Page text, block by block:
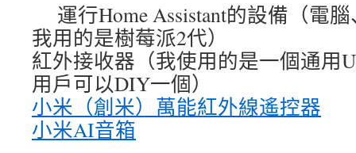
運行Home Assistant的設備（電
我用的是樹莓派2代）
紅外接收器（我使用的是一個通用
用戶可以DIY一個）
小米（創米）萬能紅外線遙控器
小米AI音箱